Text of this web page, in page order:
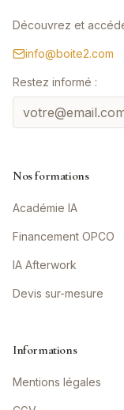
Découvrez et
info@boite2.com
Restez informé :
Nos formations
Académie IA
Financement OPCO
IA Afterwork
Devis sur-mesure
Informations
Mentions légales